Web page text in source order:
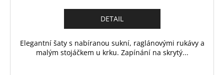
DETAIL
Elegantní šaty s nabíranou sukní, raglánovými rukávy a
malým stojáčkem u krku. Zapínání na skrytý...